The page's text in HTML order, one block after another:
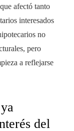
afectó tanto
interesados
no
pero
a reflejarse
del